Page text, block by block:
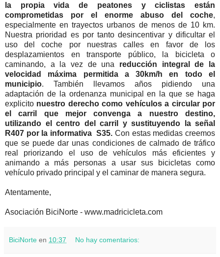
la propia vida de peatones y ciclistas están
comprometidas por el enorme abuso del coche,
especialmente en trayectos urbanos de menos de 10 km.
Nuestra prioridad es por tanto desincentivar y dificultar el
uso del coche por nuestras calles en favor de los
desplazamientos en transporte público, la bicicleta o
caminando, a la vez de una reducción integral de la
velocidad máxima permitida a 30km/h en todo el
municipio. También llevamos años pidiendo una
adaptación de la ordenanza municipal en la que se haga
explicito nuestro derecho como vehículos a circular por
el carril que mejor convenga a nuestro destino,
utilizando el centro del carril y sustituyendo la señal
R407 por la informativa S35.Con estas medidas creemos
que se puede dar unas condiciones de calmado de tráfico
real priorizando el uso de vehículos más eficientes y
animando a más personas a usar sus bicicletas como
vehículo privado principal y el caminar de manera segura.
Atentamente,
Asociación BiciNorte - www.madricicleta.com
BiciNorte en 10:37 No hay comentarios: